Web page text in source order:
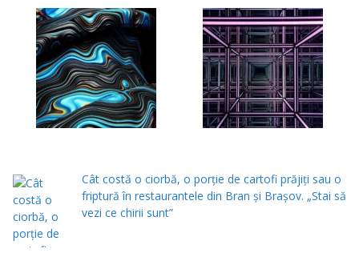
Cât costă o ciorbă, o porţie de cartofi prăjiţi sau o
friptură în restaurantele din Bran şi Braşov. „Stai să
vezi ce chirii sunt”